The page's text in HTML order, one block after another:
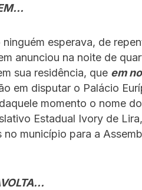
ninguém esperava, de
anunciou na noite de
sua residência, que em
em disputar o Palácio
momento o nome
Estadual Ivory de
no município para a